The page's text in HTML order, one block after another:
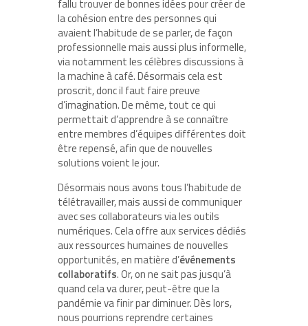
fallu trouver de bonnes idées pour créer de
la cohésion entre des personnes qui
avaient l’habitude de se parler, de façon
professionnelle mais aussi plus informelle,
via notamment les célèbres discussions à
la machine à café. Désormais cela est
proscrit, donc il faut faire preuve
d’imagination. De même, tout ce qui
permettait d’apprendre à se connaître
entre membres d’équipes différentes doit
être repensé, afin que de nouvelles
solutions voient le jour.
Désormais nous avons tous l’habitude de
télétravailler, mais aussi de communiquer
avec ses collaborateurs via les outils
numériques. Cela offre aux services dédiés
aux ressources humaines de nouvelles
opportunités, en matière d’événements
collaboratifs. Or, on ne sait pas jusqu’à
quand cela va durer, peut-être que la
pandémie va finir par diminuer. Dès lors,
nous pourrions reprendre certaines